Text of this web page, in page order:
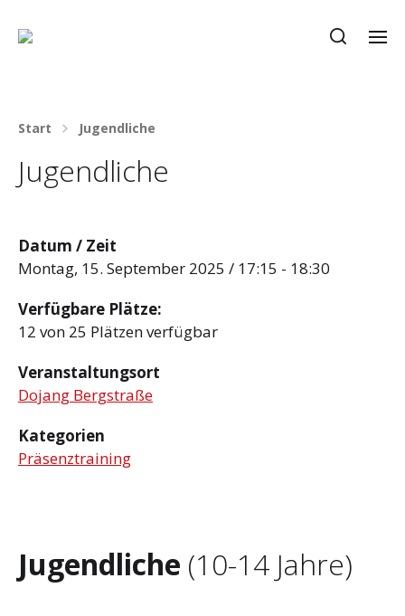
Start Jugendliche
Jugendliche
Datum / Zeit
Montag, 15. September 2025 / 17:15 - 18:30
Verfügbare Plätze:
12 von 25 Plätzen verfügbar
Veranstaltungsort
Dojang Bergstraße
Kategorien
Präsenztraining
Jugendliche (10-14 Jahre)